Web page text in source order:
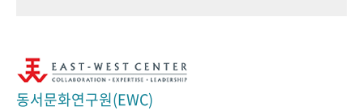
동서문화연구원(EWC)